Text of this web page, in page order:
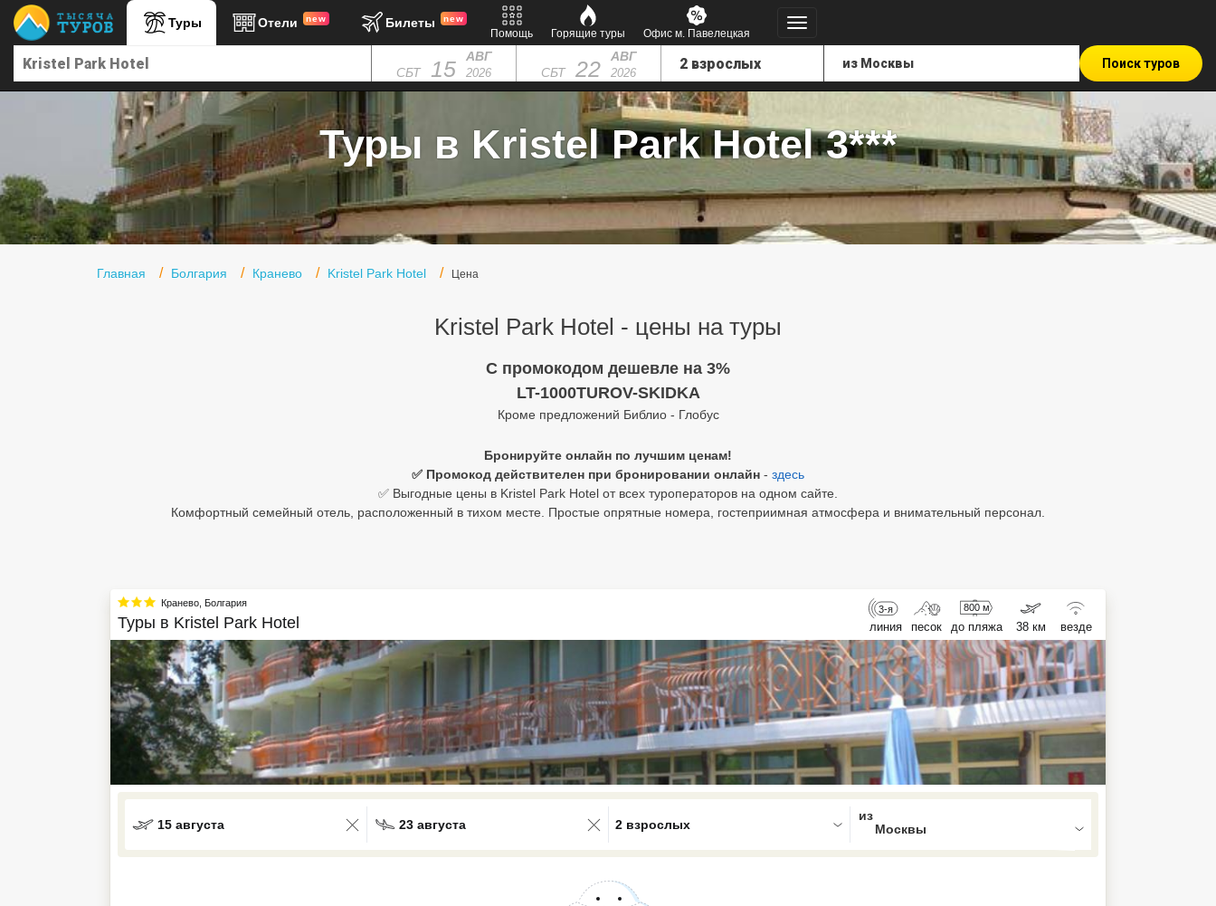
Туры Отели new Билеты new
Помощь Горящие туры Офис м. Павелецкая
СБТ 15 АВГ
2026 СБТ 22 АВГ
2026
Поиск туров
Туры в Kristel Park Hotel 3***
Главная Болгария Кранево Kristel Park Hotel Цена
Kristel Park Hotel - цены на туры
C промокодом дешевле на 3%
LT-1000TUROV-SKIDKA
Кроме предложений Библио - Глобус
Бронируйте онлайн по лучшим ценам!
✅ Промокод действителен при бронировании онлайн - здесь
✅ Выгодные цены в Kristel Park Hotel от всех туроператоров на одном сайте.
Комфортный семейный отель, расположенный в тихом месте. Простые опрятные номера, гостеприимная атмосфера и внимательный персонал.
Кранево, Болгария
Туры в Kristel Park Hotel
3-я
линия песок
800 м
до пляжа 38 км везде
15 августа 23 августа
0 results available. Select is focused , press Down to open the menu,
2 взрослых
Главная
Туры в ОАЭ
Офис г. Москва
Северный Гоа